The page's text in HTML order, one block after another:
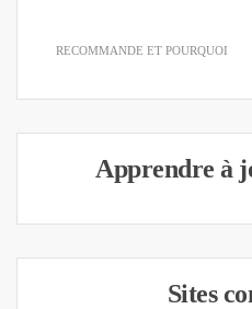
RECOMMANDE ET POURQUOI
Apprendre à
Sites